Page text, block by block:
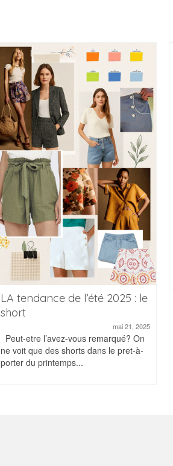
LA tendance de l’été 2025 : le
short
mai 21, 2025
Peut-etre l’avez-vous remarqué? On
ne voit que des shorts dans le pret-à-
porter du printemps...